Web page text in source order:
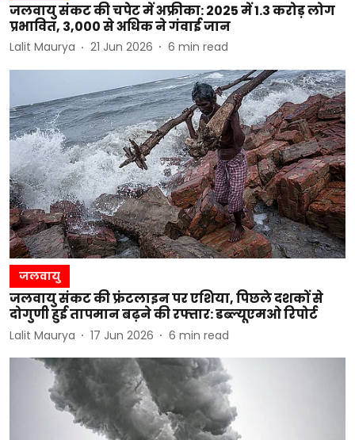
जलवायु संकट की चपेट में अफ्रीका: 2025 में 1.3 करोड़ लोग
प्रभावित, 3,000 से अधिक ने गंवाई जान
Lalit Maurya 21 Jun 2026 6 min read
जलवायु
जलवायु संकट की फ्रंटलाइन पर एशिया, पिछले दशकों से
दोगुणी हुई तापमान बढ़ने की रफ्तार: डब्ल्यूएमओ रिपोर्ट
Lalit Maurya 17 Jun 2026 6 min read